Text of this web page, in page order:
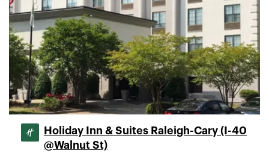
Holiday Inn & Suites Raleigh-Cary (I-40
@Walnut St)